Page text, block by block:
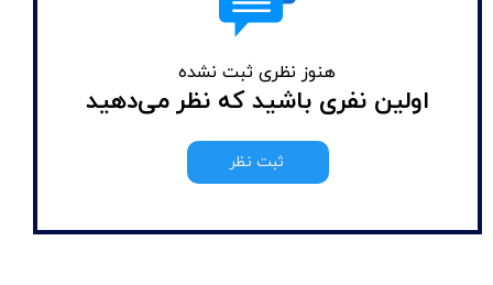
هنوز نظری ثبت نشده
اولین نفری باشید که نظر می‌دهید
ثبت نظر